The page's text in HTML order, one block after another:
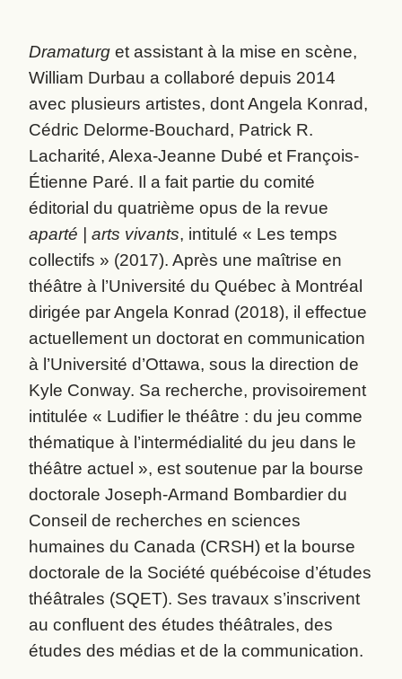
Dramaturg et assistant à la mise en scène,
William Durbau a collaboré depuis 2014
avec plusieurs artistes, dont Angela Konrad,
Cédric Delorme-Bouchard, Patrick R.
Lacharité, Alexa-Jeanne Dubé et François-
Étienne Paré. Il a fait partie du comité
éditorial du quatrième opus de la revue
aparté | arts vivants, intitulé « Les temps
collectifs » (2017). Après une maîtrise en
théâtre à l’Université du Québec à Montréal
dirigée par Angela Konrad (2018), il effectue
actuellement un doctorat en communication
à l’Université d’Ottawa, sous la direction de
Kyle Conway. Sa recherche, provisoirement
intitulée « Ludifier le théâtre : du jeu comme
thématique à l’intermédialité du jeu dans le
théâtre actuel », est soutenue par la bourse
doctorale Joseph-Armand Bombardier du
Conseil de recherches en sciences
humaines du Canada (CRSH) et la bourse
doctorale de la Société québécoise d’études
théâtrales (SQET). Ses travaux s’inscrivent
au confluent des études théâtrales, des
études des médias et de la communication.